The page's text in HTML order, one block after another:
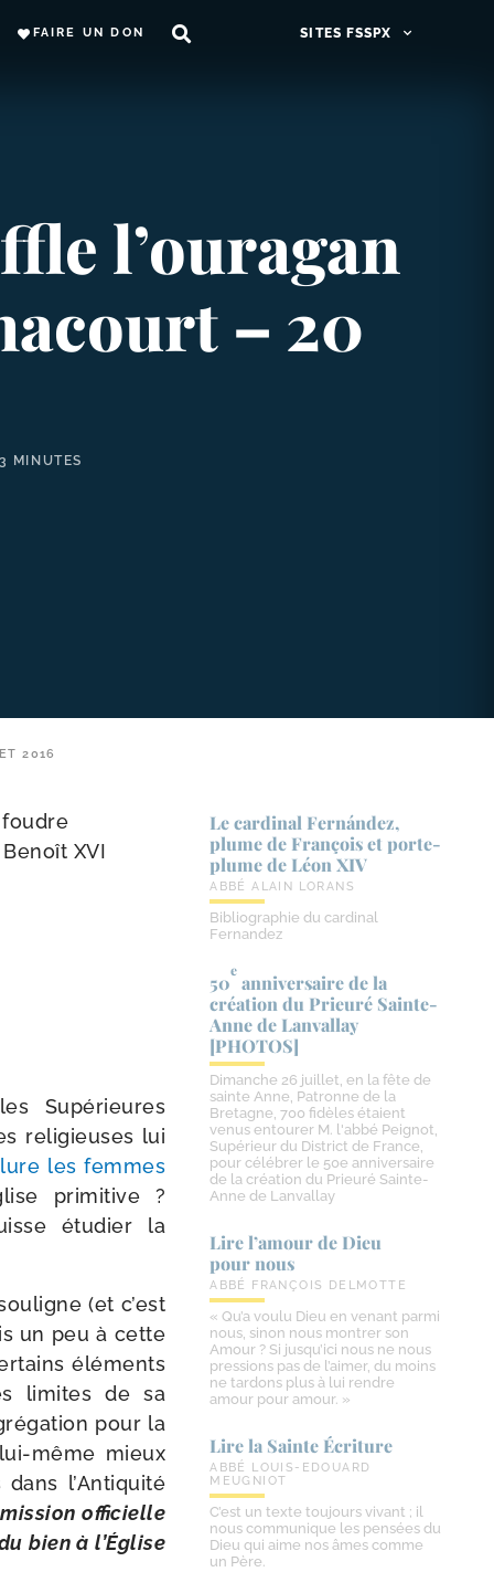
FAIRE UN DON SITES FSSPX
l’ouragan
– 20
3 MINUTES
2016
XVI
Supérieures
reli­gieuses lui
les femmes
pri­mi­tive ?
étu­dier la
(et c’est
un peu à cette
élé­ments
limites de sa
pour la
​même mieux
l’Antiquité
offi­cielle
bien à l’Église
Le cardinal Fernández,
plume de François et porte-​
plume de Léon XIV
ABBÉ ALAIN LORANS
Bibliographie du cardinal
Fernandez
50
e
anniversaire de la
création du Prieuré Sainte-​
Anne de Lanvallay
[PHOTOS]
Dimanche 26 juillet, en la fête de
sainte Anne, Patronne de la
Bretagne, 700 fidèles étaient
venus entourer M. l'abbé Peignot,
Supérieur du District de France,
pour célébrer le 50e anniversaire
de la création du Prieuré Sainte-
Anne de Lanvallay
Lire l’amour de Dieu
pour nous
ABBÉ FRANÇOIS DELMOTTE
« Qu’a voulu Dieu en venant parmi
nous, sinon nous montrer son
Amour ? Si jusqu’ici nous ne nous
pressions pas de l’aimer, du moins
ne tardons plus à lui rendre
amour pour amour. »
Lire la Sainte Écriture
ABBÉ LOUIS-EDOUARD
MEUGNIOT
C’est un texte toujours vivant ; il
nous communique les pensées du
Dieu qui aime nos âmes comme
un Père.